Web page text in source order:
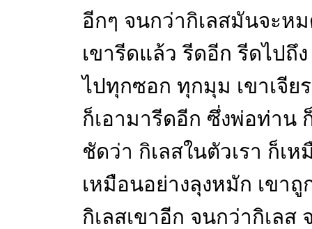
อีกๆ จนกว่ากิเลสมันจะห
เขารีดแล้ว รีดอีก รีดไปถึ
ไปทุกซอก ทุกมุม เขาเจีย
ก็เอามารีดอีก ซึ่งพ่อท่าน
ชัดว่า กิเลสในตัวเรา ก็เ
เหมือนอย่างลุงหมัก เขา
กิเลสเขาอีก จนกว่ากิเล